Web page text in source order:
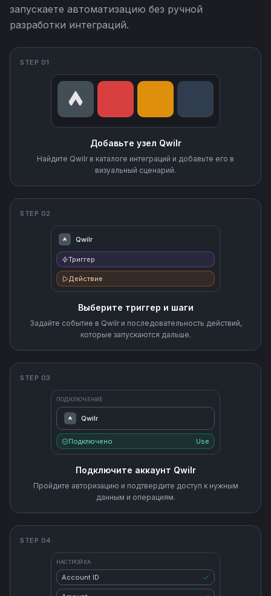
запускаете автоматизацию без ручной
разработки интеграций.
STEP 01
Добавьте узел Qwilr
Найдите Qwilr в каталоге интеграций и добавьте его в
визуальный сценарий.
STEP 02
Qwilr
Триггер
Действие
Выберите триггер и шаги
Задайте событие в Qwilr и последовательность действий,
которые запускаются дальше.
STEP 03
ПОДКЛЮЧЕНИЕ
Qwilr
Подключено Use
Подключите аккаунт Qwilr
Пройдите авторизацию и подтвердите доступ к нужным
данным и операциям.
STEP 04
НАСТРОЙКА
Account ID